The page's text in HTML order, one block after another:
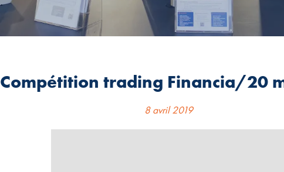
Compétition trading Financia/20
8 avril 2019